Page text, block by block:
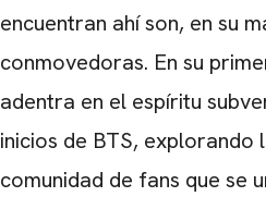
encuentran ahí son, en su
conmovedoras. En su
adentra en el espíritu
inicios de BTS, explorando
comunidad de fans que se